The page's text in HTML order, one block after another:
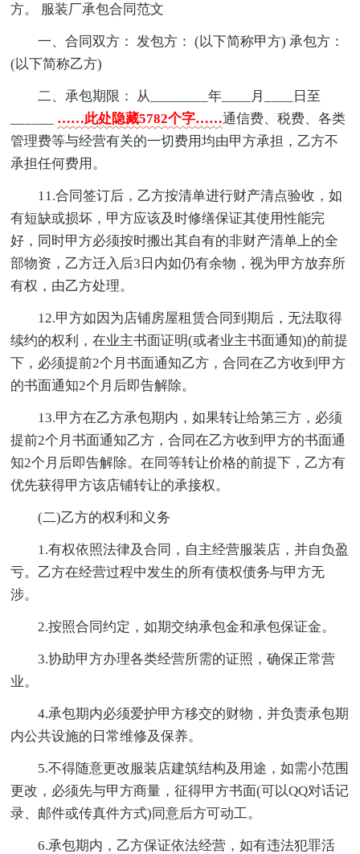
方。 服装厂承包合同范文
一、合同双方： 发包方： (以下简称甲方) 承包方：
(以下简称乙方)
二、承包期限： 从________年____月____日至
……此处隐藏5782个字……通信费、税费、各类
管理费等与经营有关的一切费用均由甲方承担，乙方不
承担任何费用。
11.合同签订后，乙方按清单进行财产清点验收，如
有短缺或损坏，甲方应该及时修缮保证其使用性能完
好，同时甲方必须按时搬出其自有的非财产清单上的全
部物资，乙方迁入后3日内如仍有余物，视为甲方放弃所
有权，由乙方处理。
12.甲方如因为店铺房屋租赁合同到期后，无法取得
续约的权利，在业主书面证明(或者业主书面通知)的前提
下，必须提前2个月书面通知乙方，合同在乙方收到甲方
的书面通知2个月后即告解除。
13.甲方在乙方承包期内，如果转让给第三方，必须
提前2个月书面通知乙方，合同在乙方收到甲方的书面通
知2个月后即告解除。在同等转让价格的前提下，乙方有
优先获得甲方该店铺转让的承接权。
(二)乙方的权利和义务
1.有权依照法律及合同，自主经营服装店，并自负盈
亏。乙方在经营过程中发生的所有债权债务与甲方无
涉。
2.按照合同约定，如期交纳承包金和承包保证金。
3.协助甲方办理各类经营所需的证照，确保正常营
业。
4.承包期内必须爱护甲方移交的财物，并负责承包期
内公共设施的日常维修及保养。
5.不得随意更改服装店建筑结构及用途，如需小范围
更改，必须先与甲方商量，征得甲方书面(可以QQ对话记
录、邮件或传真件方式)同意后方可动工。
6.承包期内，乙方保证依法经营，如有违法犯罪活